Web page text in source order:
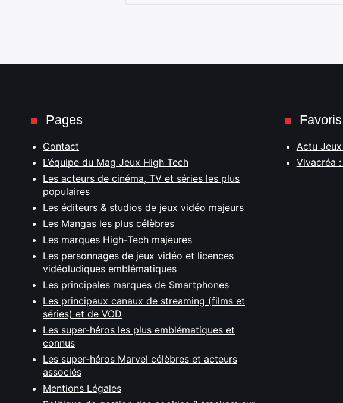
Pages
Contact
L’équipe du Mag Jeux High Tech
Les acteurs de cinéma, TV et séries les plus
populaires
Les éditeurs & studios de jeux vidéo majeurs
Les Mangas les plus célèbres
Les marques High-Tech majeures
Les personnages de jeux vidéo et licences
vidéoludiques emblématiques
Les principales marques de Smartphones
Les principaux canaux de streaming (films et
séries) et de VOD
Les super-héros les plus emblématiques et
connus
Les super-héros Marvel célèbres et acteurs
associés
Mentions Légales
Favoris
Actu
Vivacréa